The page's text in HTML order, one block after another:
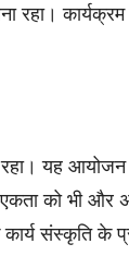
यह
एकता को भी
संस्कृति के